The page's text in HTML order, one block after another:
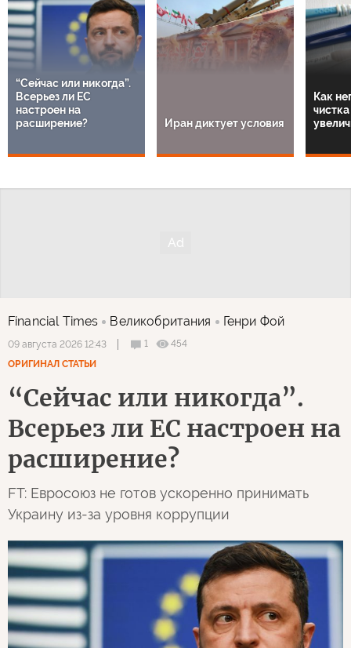
“Сейчас или никогда”.
Всерьез ли ЕС
настроен на
расширение?
Иран диктует условия
Как
Financial Times Великобритания Генри Фой
09 августа 2026 12:43 1
454
ОРИГИНАЛ СТАТЬИ
“Сейчас или никогда”.
Всерьез ли ЕС настроен на
расширение?
FT: Евросоюз не готов ускоренно принимать
Украину из-за уровня коррупции